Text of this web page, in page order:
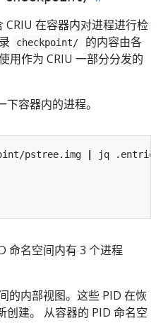
CRIU 在容器内对进程进行检
checkpoint/
的内容由各
用作为 CRIU 一部分分发的
容器内的进程。
pstree.img jq .entries
命名空间内有 3 个进程
的内部视图。这些 PID 在恢
创建。 从容器的 PID 命名空